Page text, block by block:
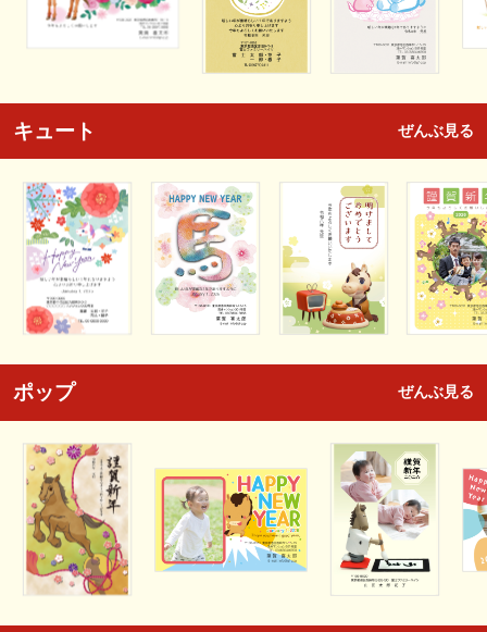
キュート ぜんぶ見る
ポップ ぜんぶ見る